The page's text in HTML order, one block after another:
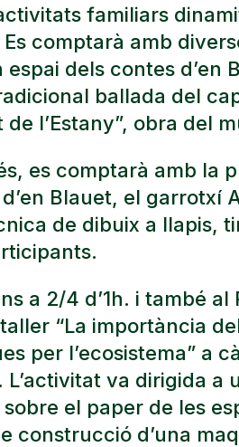
familiars
comptarà amb
espai dels contes d’en
ballada del
de l’Estany”, obra del
es comptarà amb la
Blauet, el garrotxí
de dibuix a llapis,
a 2/4 d’1h. i també
“La importància
per l’ecosistema” a
L’activitat va dirigida
el paper de les
construcció d’una